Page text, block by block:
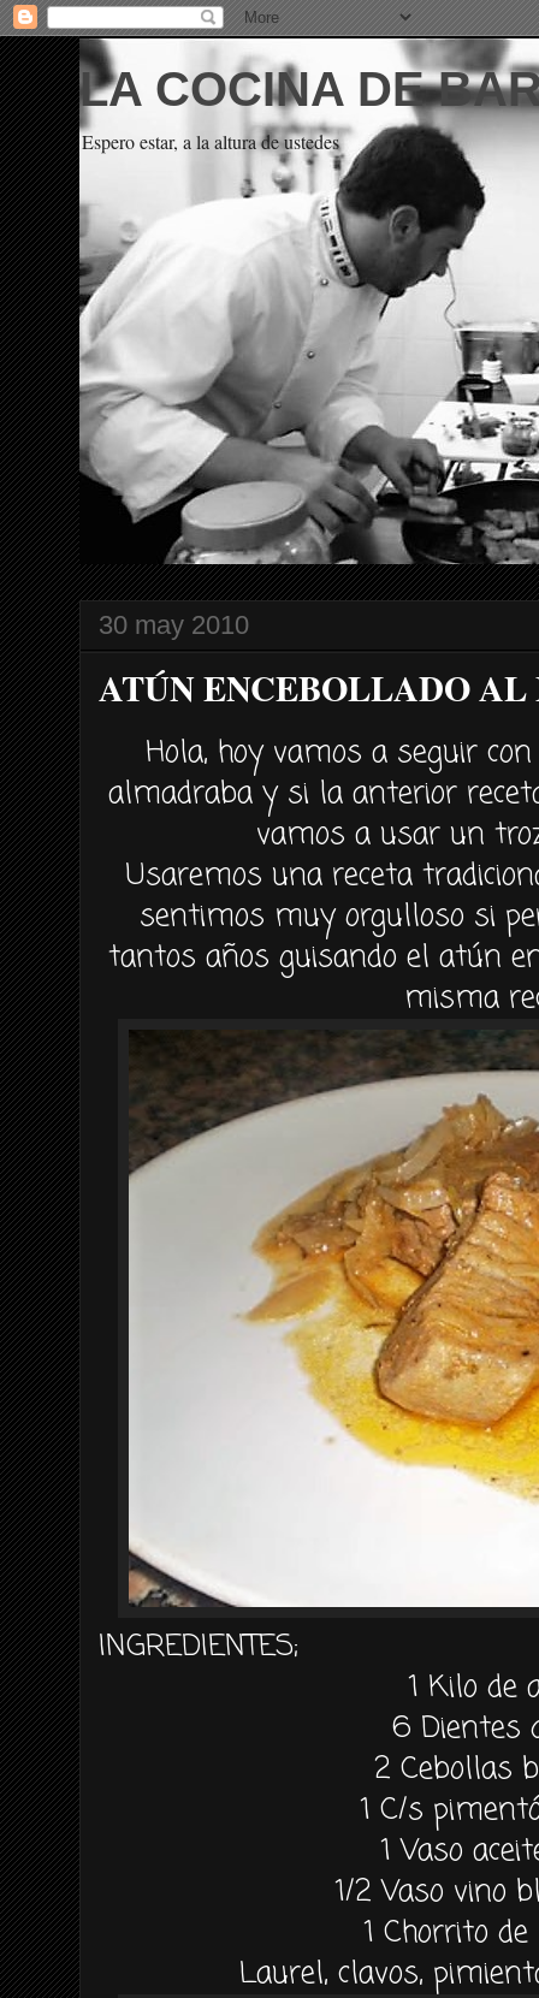
LA COCINA DE
Espero estar, a la altura de ustedes
30 may 2010
ATÚN ENCEBOLLADO
Hola, hoy vamos a seguir
almadraba y si la anterior
vamos a usar un
Usaremos una receta
sentimos muy orgulloso si
tantos años guisando elatún
misma
INGREDIENTES;
1 Kilo de
6 Dientes
2 Cebollas
1 C/s
1 Vaso
1/2 Vaso vino
1 Chorrito
Laurel, clavos,